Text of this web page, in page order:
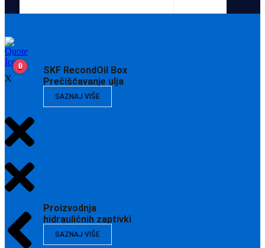
SKF RecondOil Box
Prečišćavanje ulja
SAZNAJ VIŠE
Proizvodnja
hidrauličnih zaptivki
SAZNAJ VIŠE
0
X